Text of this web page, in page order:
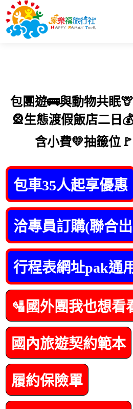
包團遊🚌與動物共眠
🎡生態渡假飯店二日
含小費💛抽籤位
包車35人起享優惠
洽專員訂購(聯合
行程表網址pak通
🛂國外團我也想看
國內旅遊契約範本
履約保險單